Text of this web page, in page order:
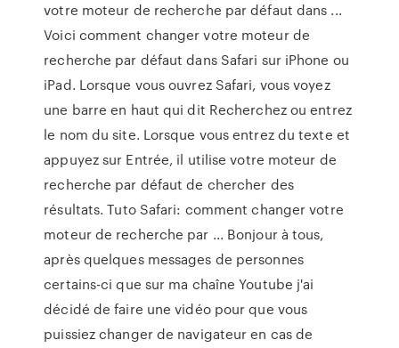
votre moteur de recherche par défaut dans ...
Voici comment changer votre moteur de
recherche par défaut dans Safari sur iPhone ou
iPad. Lorsque vous ouvrez Safari, vous voyez
une barre en haut qui dit Recherchez ou entrez
le nom du site. Lorsque vous entrez du texte et
appuyez sur Entrée, il utilise votre moteur de
recherche par défaut de chercher des
résultats. Tuto Safari: comment changer votre
moteur de recherche par ... Bonjour à tous,
après quelques messages de personnes
certains-ci que sur ma chaîne Youtube j'ai
décidé de faire une vidéo pour que vous
puissiez changer de navigateur en cas de